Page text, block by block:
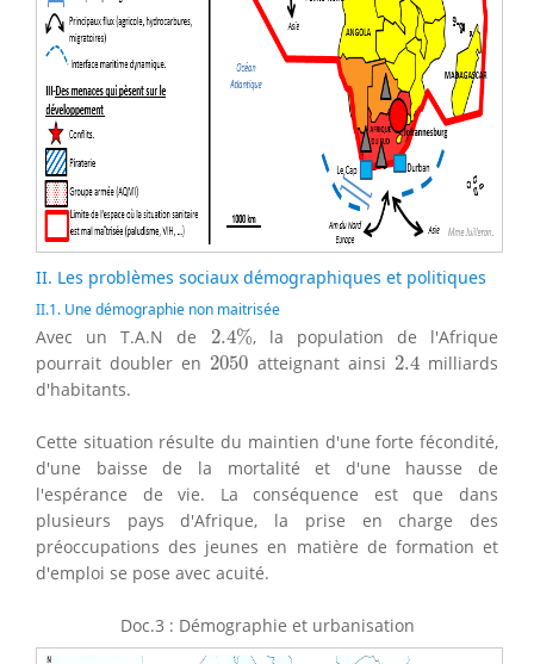
II. Les problèmes sociaux démographiques et politiques
II.1. Une démographie non maitrisée
Avec un T.A.N de 2.4%
2.4%, la population de l'Afrique
pourrait doubler en 2050
2050 atteignant ainsi 2.4
2.4milliards
d'habitants.
Cette situation résulte du maintien d'une forte fécondité,
d'une baisse de la mortalité et d'une hausse de
l'espérance de vie. La conséquence est que dans
plusieurs pays d'Afrique, la prise en charge des
préoccupations des jeunes en matière de formation et
d'emploi se pose avec acuité.
Doc.3 : Démographie et urbanisation